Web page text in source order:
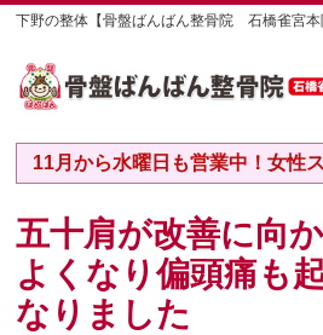
下野の整体【骨盤ばんばん整骨院 石橋雀宮本
11月から水曜日も営業中！女性
五十肩が改善に向
よくなり偏頭痛も
なりました